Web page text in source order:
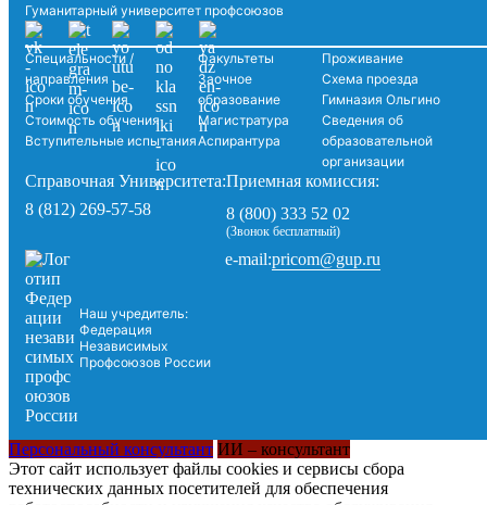
Гуманитарный университет профсоюзов
Специальности /
направления
Сроки обучения
Стоимость обучения
Вступительные испытания
Факультеты
Заочное
образование
Магистратура
Аспирантура
Проживание
Схема проезда
Гимназия Ольгино
Сведения об
образовательной
организации
Справочная Университета:
8 (812) 269-57-58
Приемная комиссия:
8 (800) 333 52 02
(Звонок бесплатный)
Наш учредитель:
Федерация
Независимых
Профсоюзов России
e-mail:pricom@gup.ru
Персональный консультант ИИ – консультант
Этот сайт использует файлы cookies и сервисы сбора
технических данных посетителей для обеспечения